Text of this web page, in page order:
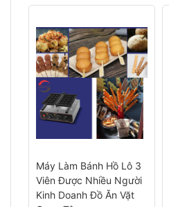
Máy Làm Bánh Hồ Lô 3
Viên Được Nhiều Người
Kinh Doanh Đồ Ăn Vặt